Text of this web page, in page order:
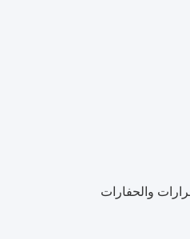
والحفارات